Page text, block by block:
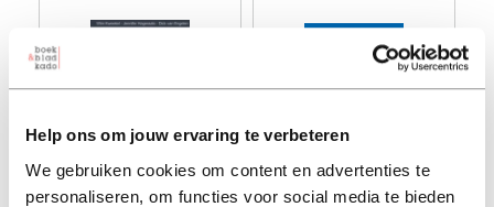
Help ons om jouw ervaring te verbeteren
We gebruiken cookies om content en advertenties te
personaliseren, om functies voor social media te bieden